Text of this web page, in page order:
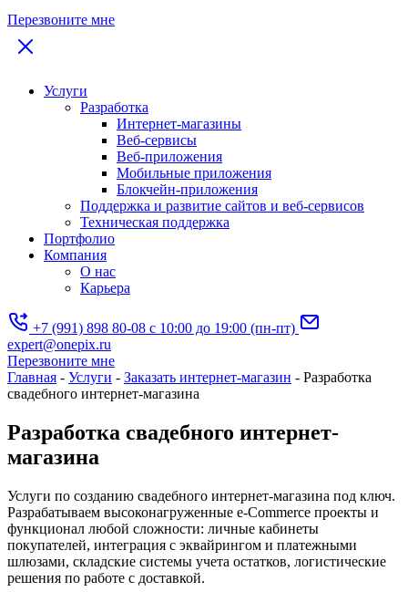
Перезвоните мне
Услуги
Разработка
Интернет-магазины
Веб-сервисы
Веб-приложения
Мобильные приложения
Блокчейн-приложения
Поддержка и развитие сайтов и веб-сервисов
Техническая поддержка
Портфолио
Компания
О нас
Карьера
+7 (991) 898 80-08 с 10:00 до 19:00 (пн-пт)
expert@onepix.ru
Перезвоните мне
Главная - Услуги - Заказать интернет-магазин - Разработка
свадебного интернет-магазина
Разработка свадебного интернет-
магазина
Услуги по созданию свадебного интернет-магазина под ключ.
Разрабатываем высоконагруженные e-Commerce проекты и
функционал любой сложности: личные кабинеты
покупателей, интеграция с эквайрингом и платежными
шлюзами, складские системы учета остатков, логистические
решения по работе с доставкой.